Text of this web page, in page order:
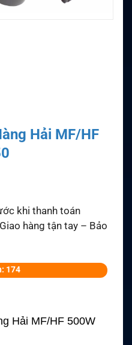
Hải MF/HF
khi thanh toán
hàng tận tay – Bảo
174
Hải MF/HF 500W